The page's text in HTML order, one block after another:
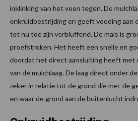
inklinking van het veen tegen. De
onkruidbestrijding en geeft voeding aan
tot nu toe zijn verbluffend. De mais is
proefstroken. Het heeft een snelle en
doordat het direct aansluiting heeft met
van de mulchlaag. De laag direct onder
zeker in relatie tot de grond die met de
en waar de grond aan de buitenlucht